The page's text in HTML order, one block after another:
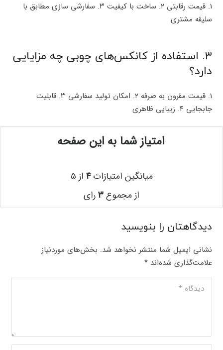
۱. قیمت رقابتی ۲. ساخت با کیفیت ۳. سفارشی سازی مطابق با
سلیقه مشتری
۳. استفاده از کانکس‌های چوبی چه مزایایی
دارد؟
۱. قیمت مقرون به صرفه ۲. امکان تولید سفارشی ۳. قابلیت
جابجایی ۴. زیبایی ظاهری
امتیاز شما به این صفحه
میانگین امتیازات۴ از ۵
از مجموع۳رای
دیدگاهتان را بنویسید
نشانی ایمیل شما منتشر نخواهد شد. بخش‌های موردنیاز
علامت‌گذاری شده‌اند*